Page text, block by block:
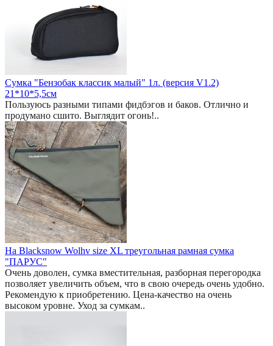
Сумка "Бензобак классик малый" 1л. (версия V1.2)
21*10*5,5см
Пользуюсь разными типами фидбэгов и баков. Отлично и
продумано сшито. Выглядит огонь!..
На Blacksnow Wolhv size XL треугольная рамная сумка
"ПАРУС"
Очень доволен, сумка вместительная, разборная перегородка
позволяет увеличить объем, что в свою очередь очень удобно.
Рекомендую к приобретению. Цена-качество на очень
высоком уровне. Уход за сумкам..